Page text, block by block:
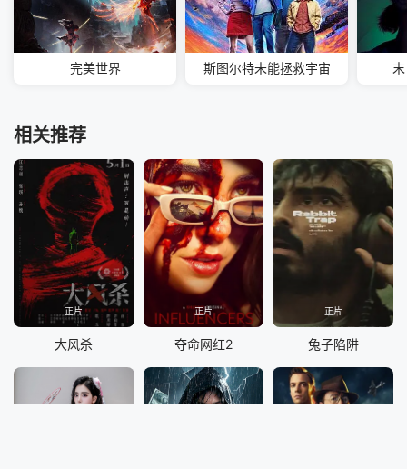
完美世界 斯图尔特未能拯救宇宙
相关推荐
正片
大风杀
正片
夺命网红2
正片
兔子陷阱